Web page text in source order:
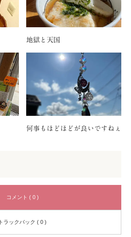
地獄と天国
何事もほどほどが良いですねぇ
コメント ( 0 )
トラックバック ( 0 )